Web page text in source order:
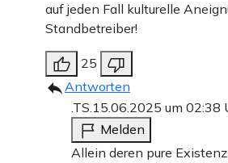
auf jeden Fall kulturelle
Standbetreiber!
25
Antworten
.TS.15.06.2025 um 02:38
Melden
Allein deren pure